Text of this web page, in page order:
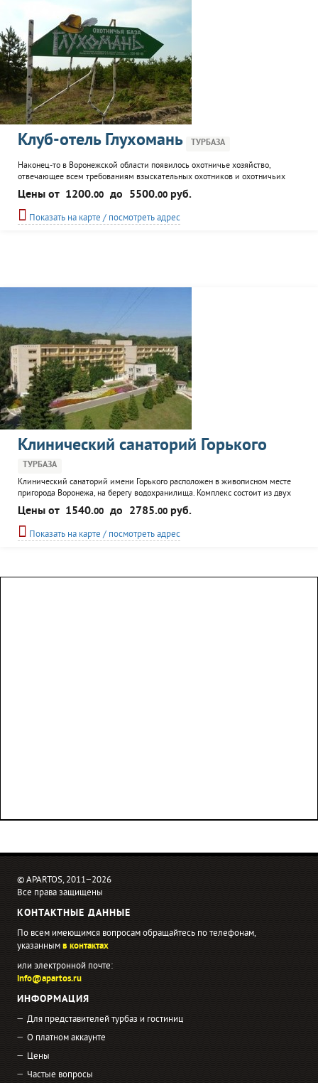
Клуб-отель Глухомань ТУРБАЗА
Наконец-то в Воронежской области появилось охотничье хозяйство,
отвечающее всем требованиям взыскательных охотников и охотничьих
традиций! Клуб-отель Глухомань расположен в недалеко от города Бобров в
15 км от села Лушниковка на берегу живописной реки Битюг. УСЛУГИ БАЗЫ
ОТДЫХА КОМФОРТНЫЕ НОМЕРА УЮТНЫЕ КОТТЕДЖИ - 20 номеров
РЕСТОРАН «ХАТА БОБРА» - на 80 мест БЕСЕДКИ ДЛЯ ОТДЫХА...
Цены от 1200.00 до 5500.00 руб.
Показать на карте / посмотреть адрес
Клинический санаторий Горького
ТУРБАЗА
Клинический санаторий имени Горького расположен в живописном месте
пригорода Воронежа, на берегу водохранилища. Комплекс состоит из двух
пяти- и девятиэтажных жилых корпусов, лечебного центра и столовой.
Санаторий работает круглый год и рассчитан на 500 отдыхающих.
Здравница считается одной из лучших в своей области. Квалификация
медицинского персонала - на самом высоком уровне.
Цены от 1540.00 до 2785.00 руб.
Показать на карте / посмотреть адрес
© APARTOS, 2011−2026
Все права защищены
КОНТАКТНЫЕ ДАННЫЕ
По всем имеющимся вопросам обращайтесь по телефонам,
указаннымв контактах
или электронной почте:
info@apartos.ru
ИНФОРМАЦИЯ
Для представителей турбаз и гостиниц
О платном аккаунте
Цены
Частые вопросы